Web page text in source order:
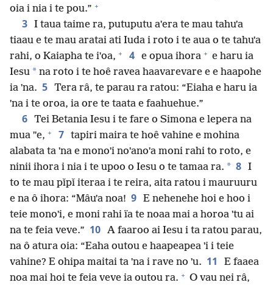
oia i nia i te pou.” +
3 I taua taime ra, putuputu aˈera te mau tahuˈa
tiaau e te mau aratai ati Iuda i roto i te aua o te tahuˈa
rahi, o Kaiapha te iˈoa, + 4 e opua ihora + e haru ia
Iesu * na roto i te hoê ravea haavarevare e e haapohe
ia ˈna. 5 Tera râ, te parau ra ratou: “Eiaha e haru ia
ˈna i te oroa, ia ore te taata e faahuehue.”
6 Tei Betania Iesu i te fare o Simona e lepera na
mua ˈˈe, + 7 tapiri maira te hoê vahine e mohina
alabata ta ˈna e monoˈi noˈanoˈa moni rahi to roto, e
ninii ihora i nia i te upoo o Iesu o te tamaa ra. * 8 I
to te mau pǐpǐ iteraa i te reira, aita ratou i mauruuru
e na ô ihora: “Mâuˈa noa! 9 E nehenehe hoi e hoo i
teie monoˈi, e moni rahi ïa te noaa mai a horoa ˈtu ai
na te feia veve.” 10 A faaroo ai Iesu i ta ratou parau,
na ô atura oia: “Eaha outou e haapeapea ˈi i teie
vahine? E ohipa maitai ta ˈna i rave no ˈu. 11
E faaea
noa mai hoi te feia veve ia outou ra. + O vau nei râ,